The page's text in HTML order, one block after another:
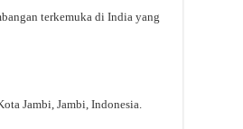
terkemuka di India yang
Jambi, Jambi, Indonesia.